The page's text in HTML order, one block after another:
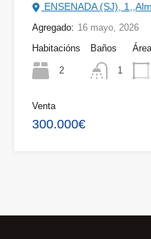
ENSENADA (SJ),
Agregado: 16 mayo, 2026
Habitacións
2
Baños
1
Área
Venta
300.000€